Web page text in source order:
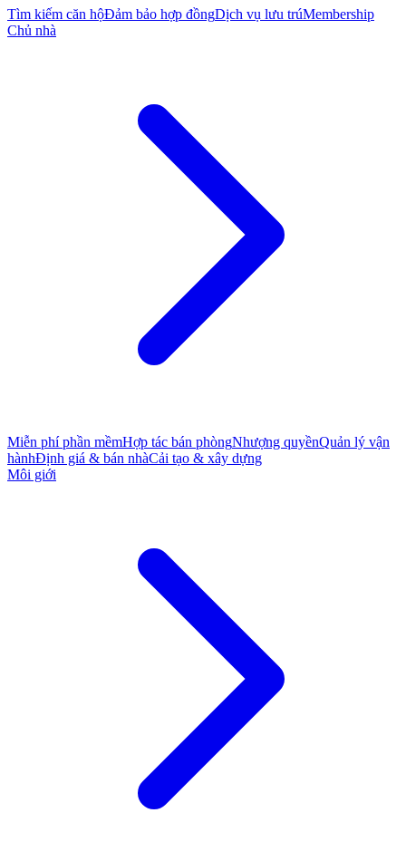
Tìm kiếm căn hộĐảm bảo hợp đồngDịch vụ lưu trúMembership
Chủ nhà
Miễn phí phần mềmHợp tác bán phòngNhượng quyềnQuản lý vận
hànhĐịnh giá & bán nhàCải tạo & xây dựng
Môi giới